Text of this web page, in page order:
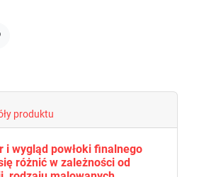
produktu
i wygląd powłoki finalnego
różnić w zależności od